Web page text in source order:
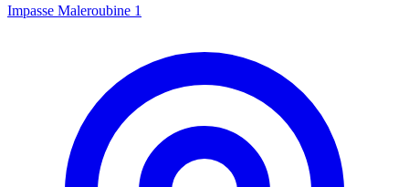
Impasse Maleroubine 1